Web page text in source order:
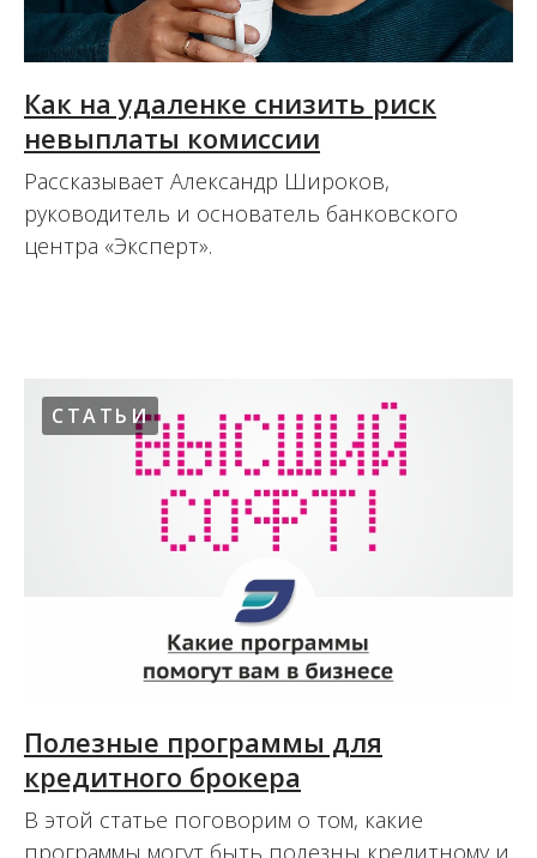
Как на удаленке снизить риск
невыплаты комиссии
Рассказывает Александр Широков,
руководитель и основатель банковского
центра «Эксперт».
СТАТЬИ
Полезные программы для
кредитного брокера
В этой статье поговорим о том, какие
программы могут быть полезны кредитному и